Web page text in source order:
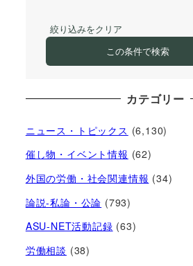
絞り込みをクリア
この条件で検索
カテゴリー
ニュース・トピックス (6,130)
催し物・イベント情報 (62)
外国の労働・社会関連情報 (34)
論説-私論・公論 (793)
ASU-NET活動記録 (63)
労働相談 (38)